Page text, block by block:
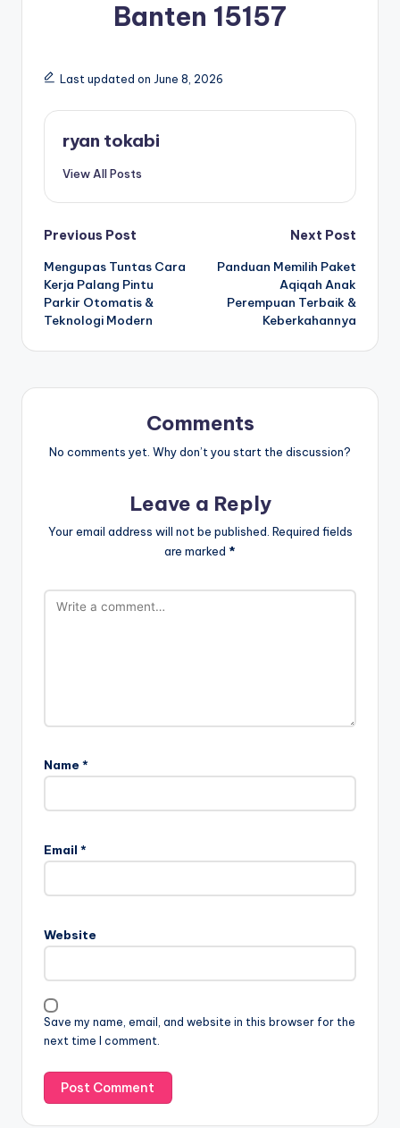
Banten 15157
Last updated on June 8, 2026
ryan tokabi
View All Posts
Post
navigation
Previous Post
Mengupas Tuntas Cara
Kerja Palang Pintu
Parkir Otomatis &
Teknologi Modern
Next Post
Panduan Memilih Paket
Aqiqah Anak
Perempuan Terbaik &
Keberkahannya
Comments
No comments yet. Why don’t you start the discussion?
Leave a Reply
Your email address will not be published. Required fields
are marked *
Name *
Email *
Website
Save my name, email, and website in this browser for the
next time I comment.